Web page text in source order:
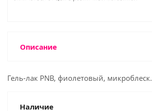
Описание
Гель-лак PNB, фиолетовый, микроблеск.
Наличие